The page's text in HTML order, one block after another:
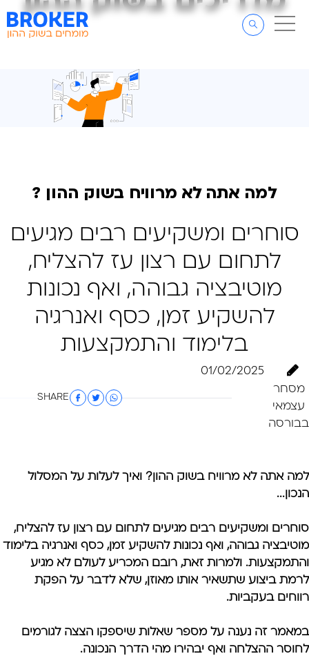
דלג לסרגל הניווט
דלג לתוכן
למה אתה לא מרוויח בשוק ההון ?
סוחרים ומשקיעים רבים מגיעים
לתחום עם רצון עז להצליח,
מוטיבציה גבוהה, ואף נכונות
להשקיע זמן, כסף ואנרגיה
בלימוד והתמקצעות
מסחר
עצמאי
בבורסה
01/02/2025
SHARE
למה אתה לא מרוויח בשוק ההון? ואיך לעלות על המסלול
הנכון...
סוחרים ומשקיעים רבים מגיעים לתחום עם רצון עז להצליח,
מוטיבציה גבוהה, ואף נכונות להשקיע זמן, כסף ואנרגיה בלימוד
והתמקצעות. ולמרות זאת, רובם המכריע לעולם לא מגיע
לרמת ביצוע שתשאיר אותו מאוזן, שלא לדבר על הפקת
רווחים בעקביות.
במאמר זה נענה על מספר שאלות שיספקו הצצה לגורמים
לחוסר ההצלחה ואף יבהירו מהי הדרך הנכונה.